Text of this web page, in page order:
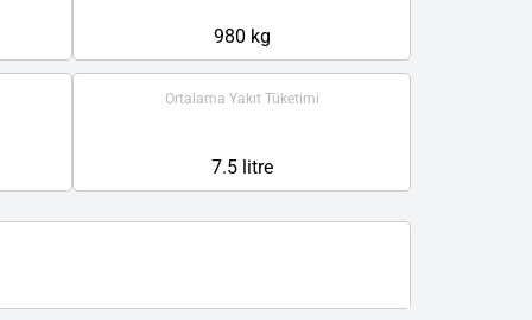
980 kg
Ortalama Yakıt Tüketimi
7.5 litre